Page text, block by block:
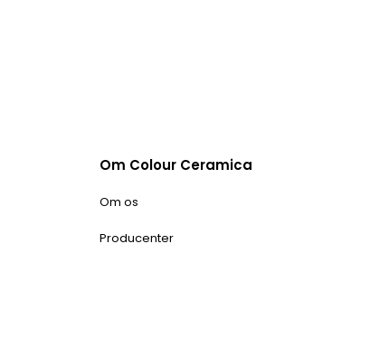
Om Colour Ceramica
Om os
Producenter